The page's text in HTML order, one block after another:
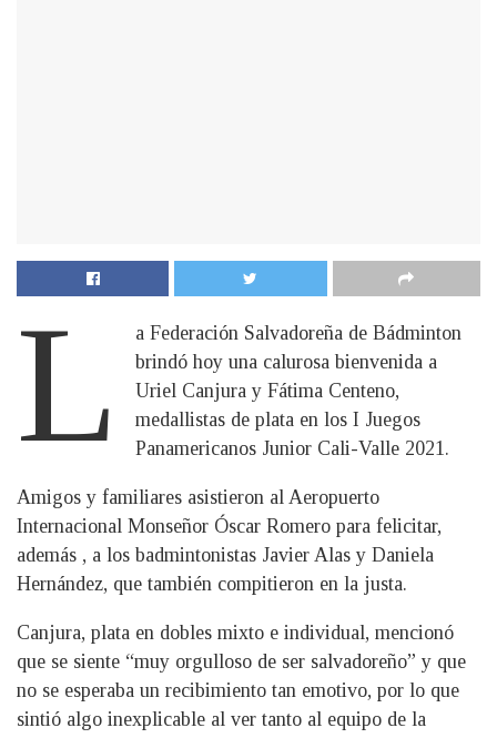
L
a Federación Salvadoreña de Bádminton
brindó hoy una calurosa bienvenida a
Uriel Canjura y Fátima Centeno,
medallistas de plata en los I Juegos
Panamericanos Junior Cali-Valle 2021.
Amigos y familiares asistieron al Aeropuerto
Internacional Monseñor Óscar Romero para felicitar,
además , a los badmintonistas Javier Alas y Daniela
Hernández, que también compitieron en la justa.
Canjura, plata en dobles mixto e individual, mencionó
que se siente “muy orgulloso de ser salvadoreño” y que
no se esperaba un recibimiento tan emotivo, por lo que
sintió algo inexplicable al ver tanto al equipo de la